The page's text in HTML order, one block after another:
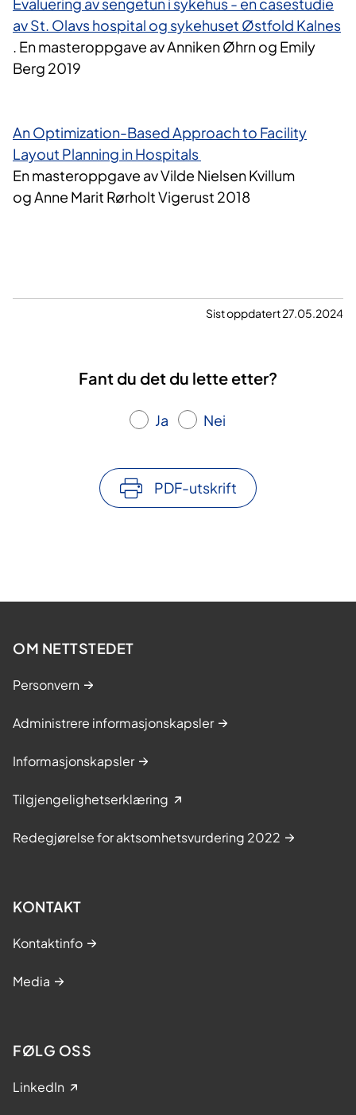
av St. Olavs hospital og sykehuset Østfold Kalnes
. En masteroppgave av Anniken Øhrn og Emily
Berg 2019
An Optimization-Based Approach to Facility
Layout Planning in Hospitals
En masteroppgave av Vilde Nielsen Kvillum
og Anne Marit Rørholt Vigerust 2018
Sist oppdatert 27.05.2024
Fant du det du lette etter?
Ja Nei
PDF-utskrift
OM NETTSTEDET
Personvern
Administrere informasjonskapsler
Informasjonskapsler
Tilgjengelighetserklæring
Redegjørelse for aktsomhetsvurdering 2022
KONTAKT
Kontaktinfo
Media
FØLG OSS
LinkedIn